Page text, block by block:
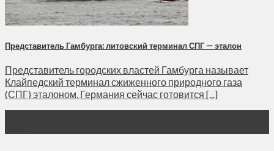
Представитель Гамбурга: литовский терминал СПГ — эталон
Представитель городских властей Гамбурга называет
Клайпедский терминал сжиженного природного газа
(СПГ) эталоном. Германия сейчас готовится [...]